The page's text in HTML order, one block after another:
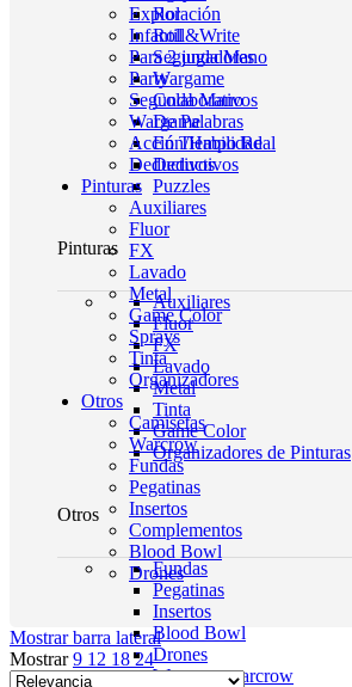
Rol
Roll&Write
Segunda Mano
Wargame
Colaborativos
De Palabras
En Tiempo Real
Deductivos
Puzzles
Pinturas
Auxiliares
Fluor
FX
Lavado
Metal
Tinta
Game Color
Organizadores de Pinturas
Otros
Fundas
Pegatinas
Insertos
Blood Bowl
Drones
Warcrowwarcrow
Exploración
Infantil
Para 2 jugadores
Party
Segunda Mano
Wargame
Acción/Habilidad
Deductivos
Pinturas
Auxiliares
Fluor
FX
Lavado
Metal
Game Color
Sprays
Tinta
Organizadores
Otros
Camisetas
Warcrow
Fundas
Pegatinas
Insertos
Complementos
Blood Bowl
Drones
Mostrar barra lateral
Mostrar9 12 1824